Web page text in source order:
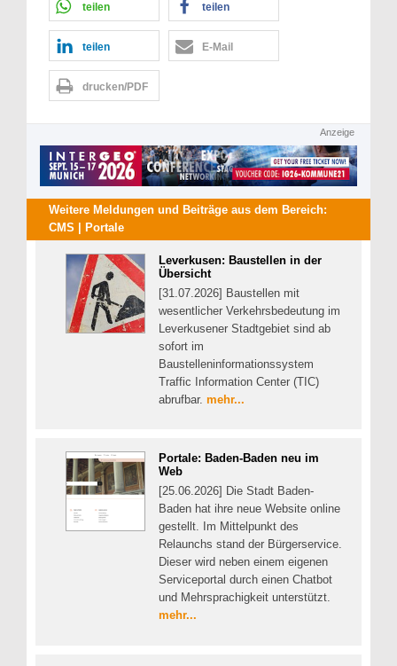
teilen teilen
teilen E-Mail
drucken/PDF
Anzeige
Weitere Meldungen und Beiträge aus dem Bereich:
CMS | Portale
Leverkusen: Baustellen in der
Übersicht
[31.07.2026] Baustellen mit
wesentlicher Verkehrsbedeutung im
Leverkusener Stadtgebiet sind ab
sofort im
Baustelleninformationssystem
Traffic Information Center (TIC)
abrufbar. mehr...
Portale: Baden-Baden neu im
Web
[25.06.2026] Die Stadt Baden-
Baden hat ihre neue Website online
gestellt. Im Mittelpunkt des
Relaunchs stand der Bürgerservice.
Dieser wird neben einem eigenen
Serviceportal durch einen Chatbot
und Mehrsprachigkeit unterstützt.
mehr...